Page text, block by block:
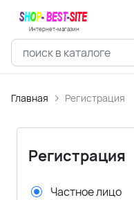
Интернет-магазин
Главная Регистрация
Регистрация
Частное лицо